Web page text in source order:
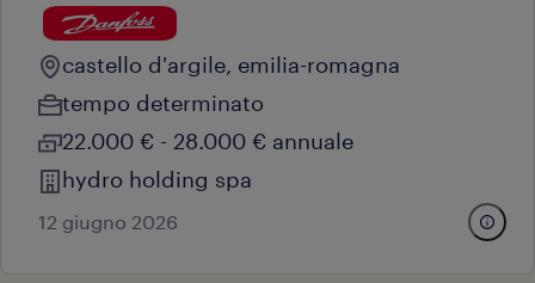
castello d'argile, emilia-romagna
tempo determinato
22.000 € - 28.000 € annuale
hydro holding spa
12 giugno 2026